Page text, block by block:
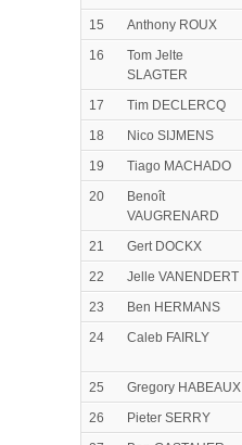
15 Anthony ROUX
16
Tom Jelte
SLAGTER
17 Tim DECLERCQ
18
Nico SIJMENS
19
Tiago MACHADO
20
Benoît
VAUGRENARD
21 Gert DOCKX
22
Jelle VANENDERT
23
Ben HERMANS
24
Caleb FAIRLY
25 Gregory HABEAUX
26
Pieter SERRY